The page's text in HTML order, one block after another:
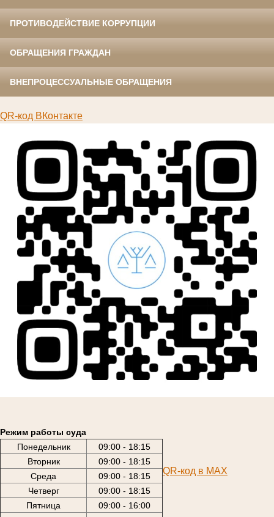
ПРОТИВОДЕЙСТВИЕ КОРРУПЦИИ
ОБРАЩЕНИЯ ГРАЖДАН
ВНЕПРОЦЕССУАЛЬНЫЕ ОБРАЩЕНИЯ
QR-код ВКонтакте
Режим работы суда
Понедельник
09:00 - 18:15
Вторник
09:00 - 18:15
Среда
09:00 - 18:15
Четверг
09:00 - 18:15
Пятница
09:00 - 16:00
QR-код в МАХ